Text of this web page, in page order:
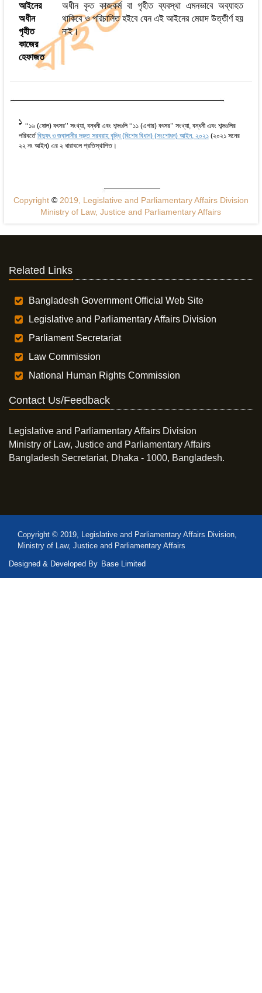
আইনের
অধীন
গৃহীত
কাজের
হেফাজত
অধীন কৃত কাজকর্ম বা গৃহীত ব্যবস্থা এমনভাবে অব্যাহত
থাকিবে ও পরিচালিত হইবে যেন এই আইনের মেয়াদ উত্তীর্ণ হয়
নাই।
1 ‘‘১৬ (ষোল) বৎসর’’ সংখ্যা, বন্ধনী এবং শব্দগুলি ‘‘১১ (এগার) বৎসর’’ সংখ্যা, বন্ধনী এবং শব্দগুলির
পরিবর্তেবিদ্যুৎ ও জ্বালানীর দ্রুত সরবরাহ বৃদ্ধি (বিশেষ বিধান) (সংশোধন) আইন, ২০২১(২০২১ সনের
২২ নং আইন) এর ২ ধারাবলে প্রতিস্থাপিত।
Copyright ©2019, Legislative and Parliamentary Affairs Division
Ministry of Law, Justice and Parliamentary Affairs
Related Links
Bangladesh Government Official Web Site
Legislative and Parliamentary Affairs Division
Parliament Secretariat
Law Commission
National Human Rights Commission
Contact Us/Feedback
Legislative and Parliamentary Affairs Division
Ministry of Law, Justice and Parliamentary Affairs
Bangladesh Secretariat, Dhaka - 1000, Bangladesh.
Copyright © 2019, Legislative and Parliamentary Affairs Division,
Ministry of Law, Justice and Parliamentary Affairs
Designed & Developed By Base Limited